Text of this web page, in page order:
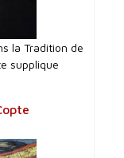
la Tradition de
supplique